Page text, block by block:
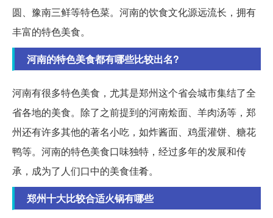
圆、豫南三鲜等特色菜。河南的饮食文化源远流长，拥有
丰富的特色美食。
河南的特色美食都有哪些比较出名?
河南有很多特色美食，尤其是郑州这个省会城市集结了全
省各地的美食。除了之前提到的河南烩面、羊肉汤等，郑
州还有许多其他的著名小吃，如炸酱面、鸡蛋灌饼、糖花
鸭等。河南的特色美食口味独特，经过多年的发展和传
承，成为了人们口中的美食佳肴。
郑州十大比较合适火锅有哪些